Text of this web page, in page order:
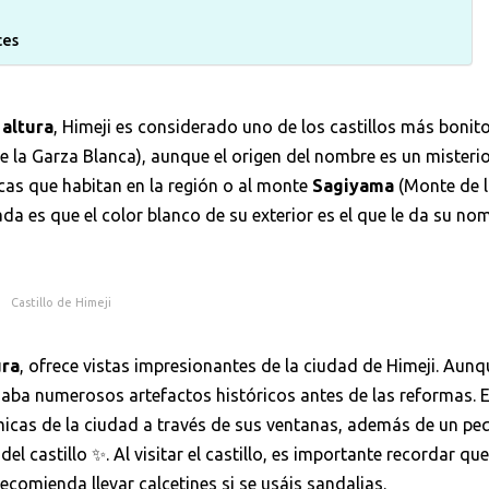
altura, Himeji es considerado uno de los castillos más
la Garza Blanca), aunque el origen del nombre es un
que habitan en la región o al monte Sagiyama (Monte de
es que el color blanco de su exterior es el que le da su
Castillo de Himeji
, ofrece vistas impresionantes de la ciudad de Himeji.
numerosos artefactos históricos antes de las reformas.
de la ciudad a través de sus ventanas, además de un
castillo ✨. Al visitar el castillo, es importante recordar
llevar calcetines si se usáis sandalias.